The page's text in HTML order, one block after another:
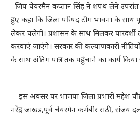
जिप चेयरमैन कप्तान सिंह ने शपथ लेने उपरांत
हुए कहा कि जिला परिषद टीम भावना के साथ
लेकर चलेगी। प्रशासन के साथ मिलकर पारदर्शी
करवाएं जाएंगे। सरकार की कल्याणकारी
के साथ अंतिम पात्र तक पहुंचाने का कार्य किया
इस अवसर पर भाजपा जिला प्रभारी महेश
नरेंद्र जाखड़,पूर्व चेयरमैन कर्मबीर राठी, संजय